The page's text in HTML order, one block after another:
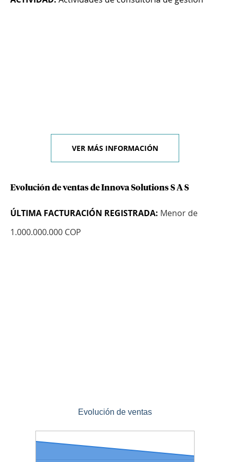
VER MÁS INFORMACIÓN
Evolución de ventas de Innova Solutions S A S
ÚLTIMA FACTURACIÓN REGISTRADA: Menor de
1.000.000.000 COP
Evolución de ventas